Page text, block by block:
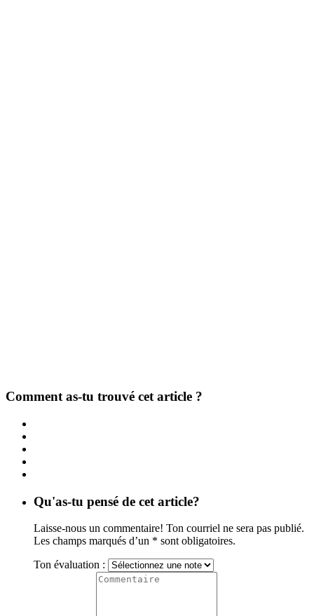
Comment as-tu trouvé cet article ?
Qu'as-tu pensé de cet article?
Laisse-nous un commentaire! Ton courriel ne sera pas publié.
Les champs marqués d’un * sont obligatoires.
Ton évaluation :